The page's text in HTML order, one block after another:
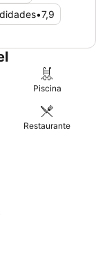
•7,9
Piscina
Restaurante